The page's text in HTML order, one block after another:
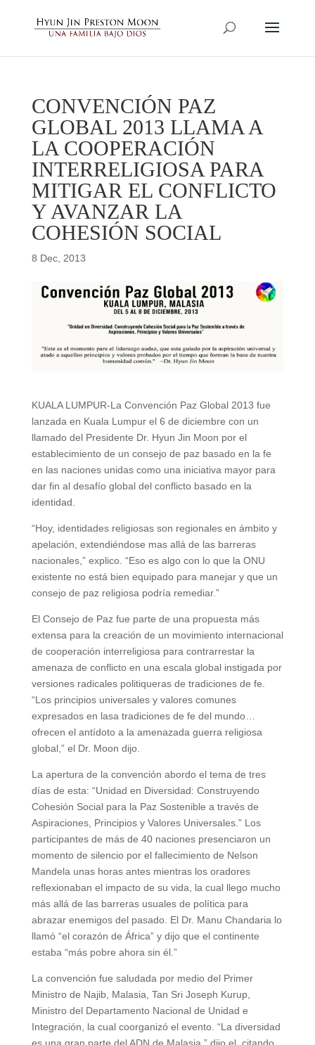
CONVENCIÓN PAZ
GLOBAL 2013 LLAMA A
LA COOPERACIÓN
INTERRELIGIOSA PARA
MITIGAR EL CONFLICTO
Y AVANZAR LA
COHESIÓN SOCIAL
8 Dec, 2013
KUALA LUMPUR-La Convención Paz Global 2013 fue
lanzada en Kuala Lumpur el 6 de diciembre con un
llamado del Presidente Dr. Hyun Jin Moon por el
establecimiento de un consejo de paz basado en la fe
en las naciones unidas como una iniciativa mayor para
dar fin al desafío global del conflicto basado en la
identidad.
“Hoy, identidades religiosas son regionales en ámbito y
apelación, extendiéndose mas allá de las barreras
nacionales,” explico. “Eso es algo con lo que la ONU
existente no está bien equipado para manejar y que un
consejo de paz religiosa podría remediar.”
El Consejo de Paz fue parte de una propuesta más
extensa para la creación de un movimiento internacional
de cooperación interreligiosa para contrarrestar la
amenaza de conflicto en una escala global instigada por
versiones radicales politiqueras de tradiciones de fe.
“Los principios universales y valores comunes
expresados en lasa tradiciones de fe del mundo…
ofrecen el antídoto a la amenazada guerra religiosa
global,” el Dr. Moon dijo.
La apertura de la convención abordo el tema de tres
días de esta: “Unidad en Diversidad: Construyendo
Cohesión Social para la Paz Sostenible a través de
Aspiraciones, Principios y Valores Universales.” Los
participantes de más de 40 naciones presenciaron un
momento de silencio por el fallecimiento de Nelson
Mandela unas horas antes mientras los oradores
reflexionaban el impacto de su vida, la cual llego mucho
más allá de las barreras usuales de política para
abrazar enemigos del pasado. El Dr. Manu Chandaria lo
llamó “el corazón de África” y dijo que el continente
estaba “más pobre ahora sin él.”
La convención fue saludada por medio del Primer
Ministro de Najib, Malasia, Tan Sri Joseph Kurup,
Ministro del Departamento Nacional de Unidad e
Integración, la cual coorganizó el evento. “La diversidad